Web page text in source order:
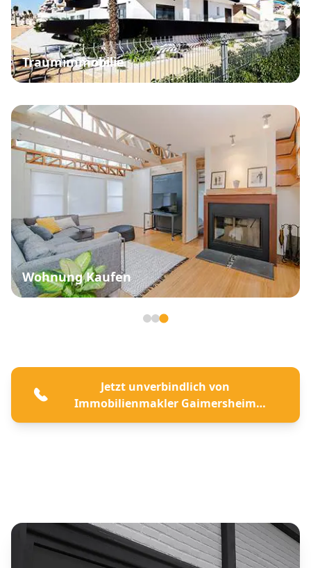
Traumimmobilie
Wohnung Kaufen
Jetzt unverbindlich von
Immobilienmakler Gaimersheim
beraten lassen